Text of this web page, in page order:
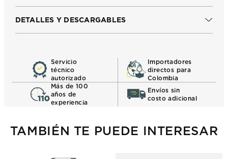
DETALLES Y DESCARGABLES
Servicio
técnico
autorizado
Importadores
directos para
Colombia
Más de 100
años de
experiencia
Envíos sin
costo adicional
TAMBIÉN TE PUEDE INTERESAR